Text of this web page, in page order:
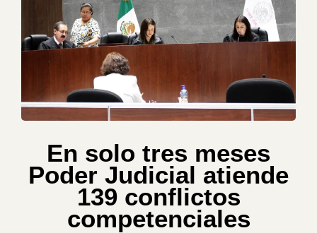
En solo tres meses
Poder Judicial atiende
139 conflictos
competenciales